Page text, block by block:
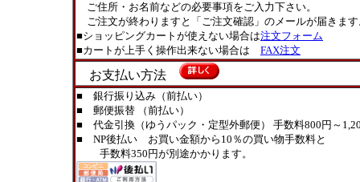
ご住所・お名前などの必要事項をご入力下さい。
ご注文が終わりますと「ご注文確認」のメールが届きま
■ショッピングカートが使えない場合は注文フォーム
■カートが上手く操作出来ない場合は FAX注文
お支払い方法
■ 銀行振り込み（前払い）
■ 郵便振替 （前払い）
■ 代金引換（ゆうパック・定型外郵便） 手数料800円～
■ NP後払い お買い金額から10％の買い物手数料と
手数料350円が別途かかります。